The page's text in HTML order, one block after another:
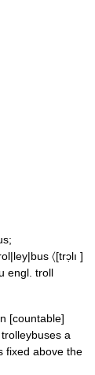
〈[trɔ̣lı ]
engl. troll
[countable]
a
fixed above the